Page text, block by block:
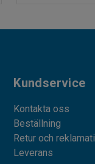
Kundservice
Kontakta oss
Beställning
Retur och
Leverans